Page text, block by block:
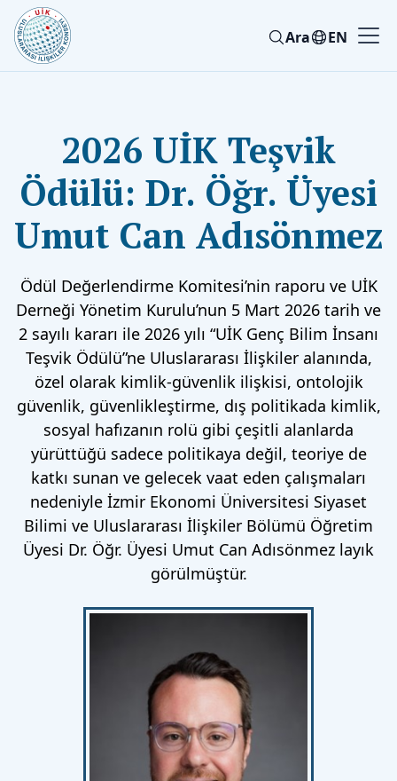
Ara EN
2026 UİK Teşvik
Ödülü: Dr. Öğr. Üyesi
Umut Can Adısönmez
Ödül Değerlendirme Komitesi’nin raporu ve UİK
Derneği Yönetim Kurulu’nun 5 Mart 2026 tarih ve
2 sayılı kararı ile 2026 yılı “UİK Genç Bilim İnsanı
Teşvik Ödülü”ne Uluslararası İlişkiler alanında,
özel olarak kimlik-güvenlik ilişkisi, ontolojik
güvenlik, güvenlikleştirme, dış politikada kimlik,
sosyal hafızanın rolü gibi çeşitli alanlarda
yürüttüğü sadece politikaya değil, teoriye de
katkı sunan ve gelecek vaat eden çalışmaları
nedeniyle İzmir Ekonomi Üniversitesi Siyaset
Bilimi ve Uluslararası İlişkiler Bölümü Öğretim
Üyesi Dr. Öğr. Üyesi Umut Can Adısönmez layık
görülmüştür.